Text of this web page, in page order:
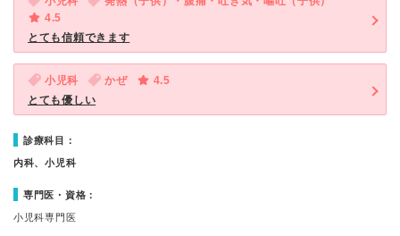
4.5
とても信頼できます
小児科 かぜ
4.5
とても優しい
診療科目：
内科、小児科
専門医・資格：
小児科専門医